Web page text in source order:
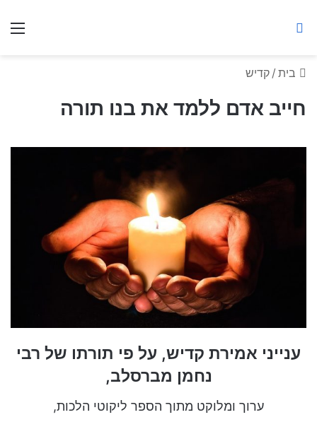
בית / קדיש
חייב אדם ללמד את בנו תורה
ענייני אמירת קדיש, על פי תורתו של רבי
נחמן מברסלב,
ערוך ומלוקט מתוך הספר ליקוטי הלכות,